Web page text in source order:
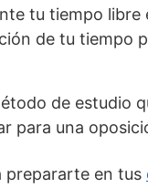
tu tiempo
de tu tiempo
de estudio
para una
prepararte en tus